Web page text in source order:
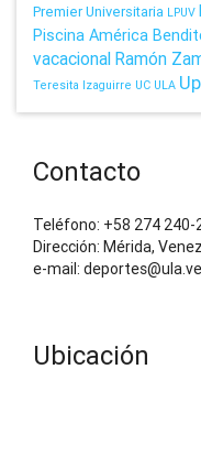
Premier Universitaria LPUV
Piscina América
vacacional Ramón
Teresita Izaguirre UC ULA
Contacto
Teléfono: +58 274 240-
Dirección: Mérida,
e-mail: deportes@ula.ve
Ubicación